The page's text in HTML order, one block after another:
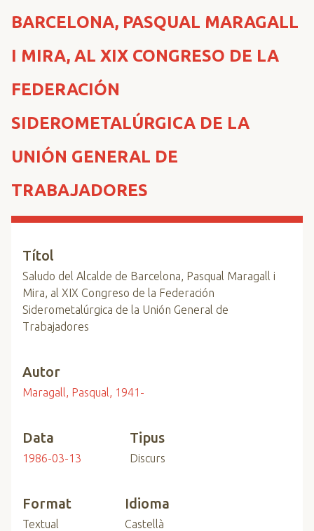
BARCELONA, PASQUAL MARAGALL
I MIRA, AL XIX CONGRESO DE LA
FEDERACIÓN
SIDEROMETALÚRGICA DE LA
UNIÓN GENERAL DE
TRABAJADORES
Títol
Saludo del Alcalde de Barcelona, Pasqual Maragall i
Mira, al XIX Congreso de la Federación
Siderometalúrgica de la Unión General de
Trabajadores
Autor
Maragall, Pasqual, 1941-
Data
1986-03-13
Tipus
Discurs
Format
Textual
Idioma
Castellà